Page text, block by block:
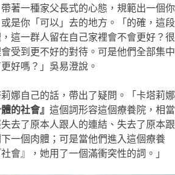
著一種家父長式的心態，規範出一個你
或是你「可以」去的地方。「的確，這段
這一群人留在自己家裡會不會更好？很
受到更不好的對待。可是他們全部集中
好嗎？」吳易澄說。
娜自己的話，帶出了疑問。「卡塔莉娜
的社會』 這個詞形容這個療養院，相當
去了原本人跟人的連結、失去了原本跟
一個肉體；可是當他們進入這個療養
會』，她用了一個滿衝突性的詞。」